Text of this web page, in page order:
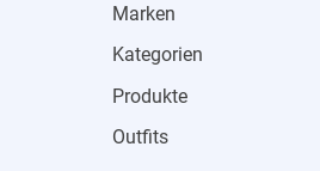
Marken
Kategorien
Produkte
Outfits